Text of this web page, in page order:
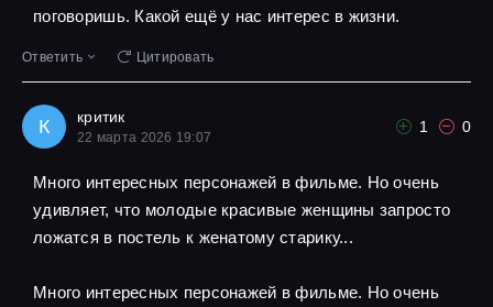
поговоришь. Какой ещё у нас интерес в жизни.
Ответить Цитировать
К критик
22 марта 2026 19:07
1 0
Много интересных персонажей в фильме. Но очень
удивляет, что молодые красивые женщины запросто
ложатся в постель к женатому старику...
Много интересных персонажей в фильме. Но очень